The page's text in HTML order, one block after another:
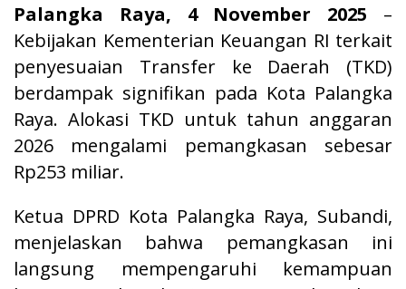
Palangka Raya, 4 November 2025
–
Kebijakan Kementerian Keuangan RI terkait
penyesuaian Transfer ke Daerah (TKD)
berdampak signifikan pada Kota Palangka
Raya. Alokasi TKD untuk tahun anggaran
2026 mengalami pemangkasan sebesar
Rp253 miliar.
Ketua DPRD Kota Palangka Raya, Subandi,
menjelaskan bahwa pemangkasan ini
langsung mempengaruhi kemampuan